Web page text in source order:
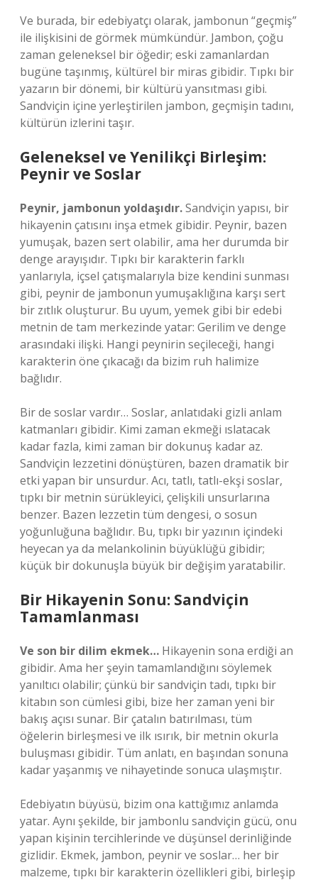
Ve burada, bir edebiyatçı olarak, jambonun “geçmiş”
ile ilişkisini de görmek mümkündür. Jambon, çoğu
zaman geleneksel bir öğedir; eski zamanlardan
bugüne taşınmış, kültürel bir miras gibidir. Tıpkı bir
yazarın bir dönemi, bir kültürü yansıtması gibi.
Sandviçin içine yerleştirilen jambon, geçmişin tadını,
kültürün izlerini taşır.
Geleneksel ve Yenilikçi Birleşim:
Peynir ve Soslar
Peynir, jambonun yoldaşıdır.Sandviçin yapısı, bir
hikayenin çatısını inşa etmek gibidir. Peynir, bazen
yumuşak, bazen sert olabilir, ama her durumda bir
denge arayışıdır. Tıpkı bir karakterin farklı
yanlarıyla, içsel çatışmalarıyla bize kendini sunması
gibi, peynir de jambonun yumuşaklığına karşı sert
bir zıtlık oluşturur. Bu uyum, yemek gibi bir edebi
metnin de tam merkezinde yatar: Gerilim ve denge
arasındaki ilişki. Hangi peynirin seçileceği, hangi
karakterin öne çıkacağı da bizim ruh halimize
bağlıdır.
Bir de soslar vardır… Soslar, anlatıdaki gizli anlam
katmanları gibidir. Kimi zaman ekmeği ıslatacak
kadar fazla, kimi zaman bir dokunuş kadar az.
Sandviçin lezzetini dönüştüren, bazen dramatik bir
etki yapan bir unsurdur. Acı, tatlı, tatlı-ekşi soslar,
tıpkı bir metnin sürükleyici, çelişkili unsurlarına
benzer. Bazen lezzetin tüm dengesi, o sosun
yoğunluğuna bağlıdır. Bu, tıpkı bir yazının içindeki
heyecan ya da melankolinin büyüklüğü gibidir;
küçük bir dokunuşla büyük bir değişim yaratabilir.
Bir Hikayenin Sonu: Sandviçin
Tamamlanması
Ve son bir dilim ekmek… Hikayenin sona erdiği an
gibidir. Ama her şeyin tamamlandığını söylemek
yanıltıcı olabilir; çünkü bir sandviçin tadı, tıpkı bir
kitabın son cümlesi gibi, bize her zaman yeni bir
bakış açısı sunar. Bir çatalın batırılması, tüm
öğelerin birleşmesi ve ilk ısırık, bir metnin okurla
buluşması gibidir. Tüm anlatı, en başından sonuna
kadar yaşanmış ve nihayetinde sonuca ulaşmıştır.
Edebiyatın büyüsü, bizim ona kattığımız anlamda
yatar. Aynı şekilde, bir jambonlu sandviçin gücü, onu
yapan kişinin tercihlerinde ve düşünsel derinliğinde
gizlidir. Ekmek, jambon, peynir ve soslar… her bir
malzeme, tıpkı bir karakterin özellikleri gibi, birleşip